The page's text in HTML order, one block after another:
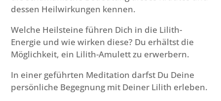
dessen Heilwirkungen kennen.
Welche Heilsteine führen Dich in die Lilith-
Energie und wie wirken diese? Du erhältst die
Möglichkeit, ein Lilith-Amulett zu erwerbern.
In einer geführten Meditation darfst Du Deine
persönliche Begegnung mit Deiner Lilith erleben.